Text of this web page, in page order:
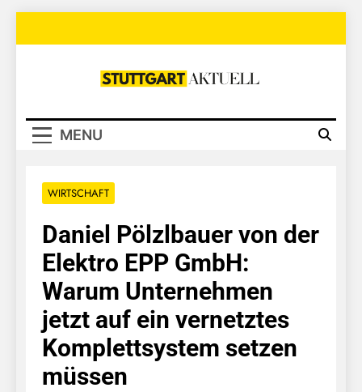
Stuttgart
MENU
WIRTSCHAFT
Daniel Pölzlbauer von der
Elektro EPP GmbH:
Warum Unternehmen
jetzt auf ein vernetztes
Komplettsystem setzen
müssen